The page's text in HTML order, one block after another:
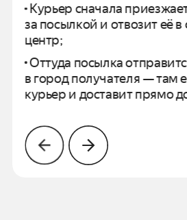
Курьер сначала
за посылкой и отвозитеё
центр;
Оттуда посылка
в город получателя —там
курьер и доставит прямо